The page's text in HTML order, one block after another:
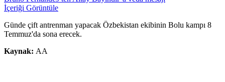
İçeriği Görüntüle
Günde çift antrenman yapacak Özbekistan ekibinin Bolu kampı 8
Temmuz'da sona erecek.
Kaynak: AA